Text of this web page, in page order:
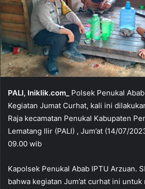
PALI, Iniklik.com_
Polsek Penukal
Kegiatan Jumat Curhat, kali ini
Raja kecamatan Penukal Kabupaten
Lematang Ilir (PALI) , Jum’at (14/07/
09.00 wib
Kapolsek Penukal Abab IPTU Arzuan.
bahwa kegiatan Jum’at curhat ini untuk